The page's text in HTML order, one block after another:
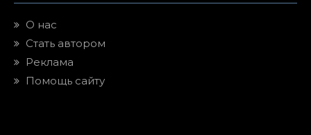
О нас
Стать автором
Реклама
Помощь сайту